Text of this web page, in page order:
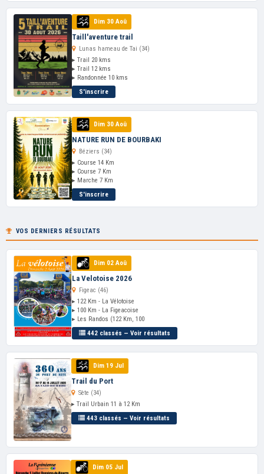
Dim 30 Aoû
Taill'aventure trail
Lunas hameau de Tai (34)
▸ Trail 20 kms
▸ Trail 12 kms
▸ Randonnée 10 kms
S'inscrire
Dim 30 Aoû
NATURE RUN DE BOURBAKI
Béziers (34)
▸ Course 14 Km
▸ Course 7 Km
▸ Marche 7 Km
S'inscrire
VOS DERNIERS RÉSULTATS
Dim 02 Aoû
La Velotoise 2026
Figeac (46)
▸ 122 Km - La Vélotoise
▸ 100 Km - La Figeacoise
▸ Les Randos (122 Km, 100
442 classés — Voir résultats
Dim 19 Jul
Trail du Port
Sète (34)
▸ Trail Urbain 11 à 12 Km
443 classés — Voir résultats
Dim 05 Jul